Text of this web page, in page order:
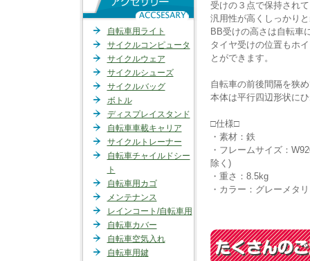
自転車用ライト
サイクルコンピュータ
サイクルウェア
サイクルシューズ
サイクルバッグ
ボトル
ディスプレイスタンド
自転車車載キャリア
サイクルトレーナー
自転車チャイルドシー
ト
自転車用カゴ
メンテナンス
レインコート/自転車用
自転車カバー
自転車空気入れ
自転車用鍵
受けの３点で保持され
汎用性が高くしっかり
BB受けの高さは自転車
タイヤ受けの位置もホ
とができます。
自転車の前後間隔を狭
本体は平行四辺形状に
□仕様□
・素材：鉄
・フレームサイズ：
除く)
・重さ：8.5kg
・カラー：グレーメタ